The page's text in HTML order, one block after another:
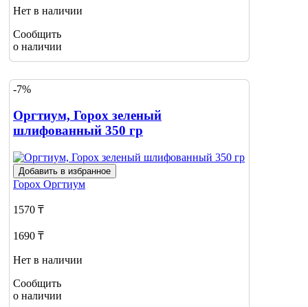
Нет в наличии
Сообщить
о наличии
-7%
Оргтиум, Горох зеленый
шлифованный 350 гр
Добавить в избранное
Горох Оргтиум
1570 ₸
1690 ₸
Нет в наличии
Сообщить
о наличии